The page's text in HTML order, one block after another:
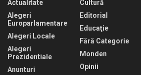
Actualitate
Alegeri
Europarlamentare
Alegeri Locale
Alegeri
Prezidentiale
Anunturi
Cultură
Editorial
Educaţie
Fără Categorie
Monden
Opinii